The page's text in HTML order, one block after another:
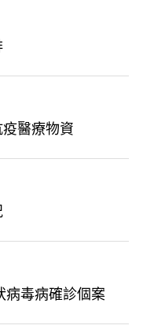
醫療物資
病毒病確診個案